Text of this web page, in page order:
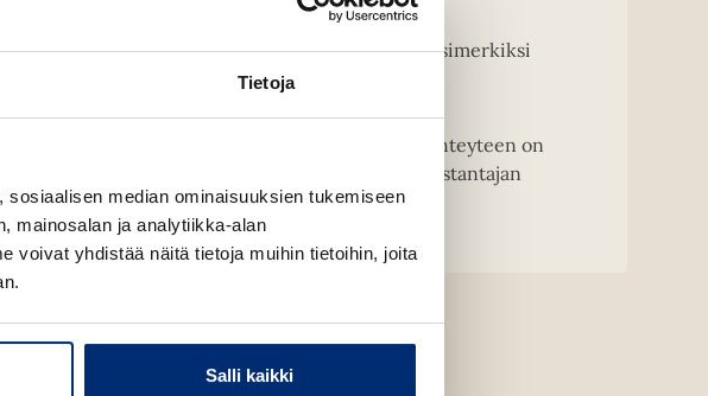
Tietoja
median ominaisuuksien tukemiseen
mainosalan ja analytiikka-alan
voivat yhdistää näitä tietoja muihin tietoihin, joita
Salli kaikki
Kansikuvien muuntelu, esimerkiksi
rajaaminen on kielletty.
HUOM! Kirjailijakuvien yhteyteen on
merkittävä kuvaajan ja kustantajan
nimi.